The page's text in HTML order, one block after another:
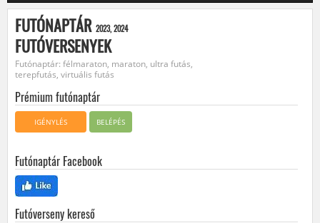
FUTÓNAPTÁR 2023, 2024
FUTÓVERSENYEK
Futónaptár: félmaraton, maraton, ultra futás,
terepfutás, virtuális futás
Prémium futónaptár
IGÉNYLÉS BELÉPÉS
Futónaptár Facebook
Futóverseny kereső